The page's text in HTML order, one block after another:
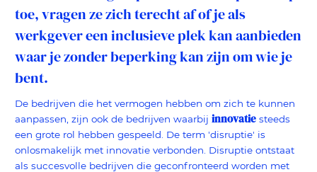
toe, vragen ze zich terecht af of je als
werkgever een inclusieve plek kan aanbieden
waar je zonder beperking kan zijn om wie je
bent.
De bedrijven die het vermogen hebben om zich te kunnen
aanpassen, zijn ook de bedrijven waarbij innovatie steeds
een grote rol hebben gespeeld. De term 'disruptie' is
onlosmakelijk met innovatie verbonden. Disruptie ontstaat
als succesvolle bedrijven die geconfronteerd worden met